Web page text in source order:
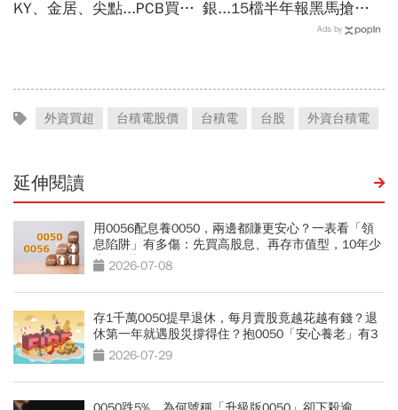
KY、金居、尖點...PCB買誰 銀...15檔半年報黑馬搶先
卡位！分析師揭選股4指
Ads by
外資買超 台積電股價 台積電 台股 外資台積電
延伸閱讀
用0056配息養0050，兩邊都賺更安心？一表看「領
息陷阱」有多傷：先買高股息、再存市值型，10年少
賺330萬
2026-07-08
存1千萬0050提早退休，每月賣股竟越花越有錢？退
休第一年就遇股災撐得住？抱0050「安心養老」有3
條件2026-07-29